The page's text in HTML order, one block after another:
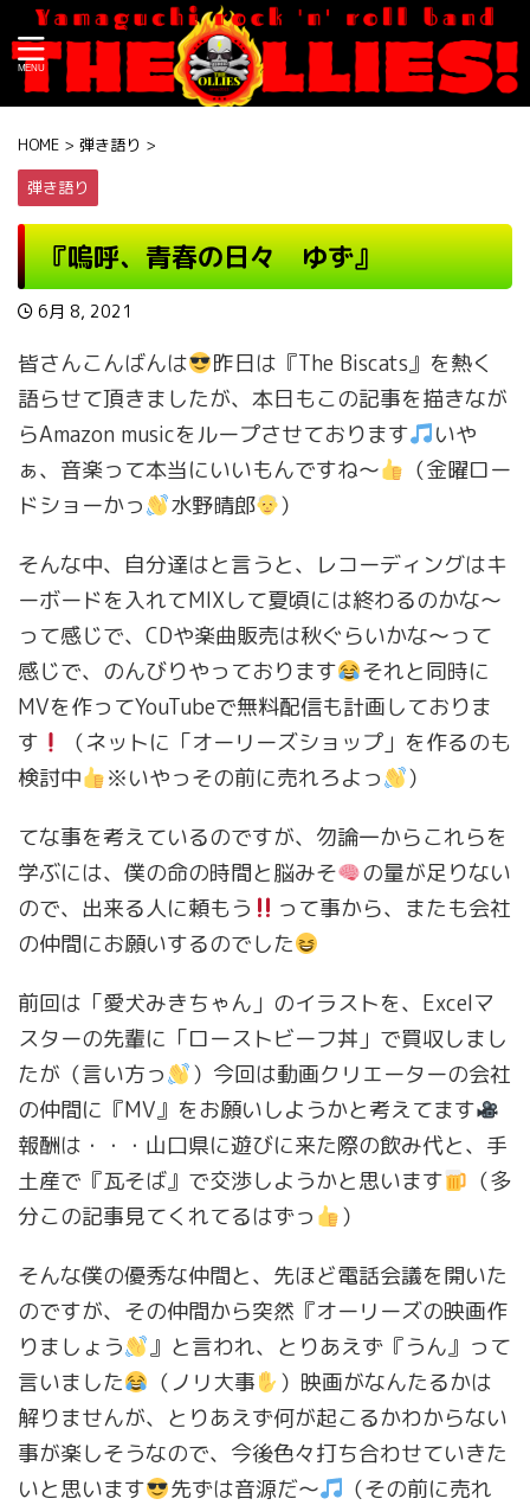
HOME > 弾き語り >
弾き語り
『嗚呼、青春の日々 ゆず』
6月 8, 2021
皆さんこんばんは
昨日は『The Biscats』を熱く
語らせて頂きましたが、本日もこの記事を描きなが
らAmazon musicをループさせております
いや
ぁ、音楽って本当にいいもんですね〜
（金曜ロー
ドショーかっ
水野晴郎
）
そんな中、自分達はと言うと、レコーディングはキ
ーボードを入れてMIXして夏頃には終わるのかな〜
って感じで、CDや楽曲販売は秋ぐらいかな〜って
感じで、のんびりやっております
それと同時に
MVを作ってYouTubeで無料配信も計画しておりま
す
（ネットに「オーリーズショップ」を作るのも
検討中
※いやっその前に売れろよっ
）
てな事を考えているのですが、勿論一からこれらを
学ぶには、僕の命の時間と脳みそ
の量が足りない
ので、出来る人に頼もう
って事から、またも会社
の仲間にお願いするのでした
前回は「愛犬みきちゃん」のイラストを、Excelマ
スターの先輩に「ローストビーフ丼」で買収しまし
たが（言い方っ
）今回は動画クリエーターの会社
の仲間に『MV』をお願いしようかと考えてます
報酬は・・・山口県に遊びに来た際の飲み代と、手
土産で『瓦そば』で交渉しようかと思います
（多
分この記事見てくれてるはずっ
）
そんな僕の優秀な仲間と、先ほど電話会議を開いた
のですが、その仲間から突然『オーリーズの映画作
りましょう
』と言われ、とりあえず『うん』って
言いました
（ノリ大事
）映画がなんたるかは
解りませんが、とりあえず何が起こるかわからない
事が楽しそうなので、今後色々打ち合わせていきた
いと思います
先ずは音源だ〜
（その前に売れ